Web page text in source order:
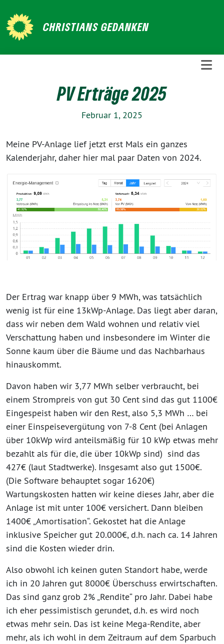
zum
Inhalt
CHRISTIANS GEDANKEN
PV Erträge 2025
Februar 1, 2025
Meine PV-Anlage lief jetzt erst Mals ein ganzes
Kalenderjahr, daher hier mal paar Daten von 2024.
Der Ertrag war knapp über 9 MWh, was tatsächlich
wenig ist für eine 13kWp-Anlage. Das liegt aber daran,
dass wir neben dem Wald wohnen und relativ viel
Verschattung haben und insbesondere im Winter die
Sonne kaum über die Bäume und das Nachbarhaus
hinauskommt.
Davon haben wir 3,77 MWh selber verbraucht, bei
einem Strompreis von gut 30 Cent sind das gut 1100€
Eingespeist haben wir den Rest, also 5,3 MWh … bei
einer Einspeisevergütung von 7-8 Cent (bei Anlagen
über 10kWp wird anteilsmäßig für 10 kWp etwas mehr
bezahlt als für die, die über 10kWp sind) sind das
427€ (laut Stadtwerke). Insgesamt also gut 1500€.
(Die Software behauptet sogar 1620€)
Wartungskosten hatten wir keine dieses Jahr, aber die
Anlage ist mit unter 100€ versichert. Dann bleiben
1400€ „Amortisation“. Gekostet hat die Anlage
inklusive Speicher gut 20.000€, d.h. nach ca. 14 Jahren
sind die Kosten wieder drin.
Also obwohl ich keinen guten Standort habe, werde
ich in 20 Jahren gut 8000€ Überschuss erwirtschaften.
Das sind ganz grob 2% „Rendite“ pro Jahr. Dabei habe
ich eher pessimistisch gerundet, d.h. es wird noch
etwas mehr sein. Das ist keine Mega-Rendite, aber
mehr, als ich wohl in dem Zeitraum auf dem Sparbuch